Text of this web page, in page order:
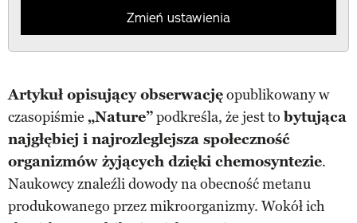
Zmień ustawienia
Artykuł opisujący obserwacjęopublikowany w
czasopiśmie „Nature”podkreśla, że jest tobytująca
najgłębiej i najrozleglejsza społeczność
organizmów żyjących dzięki chemosyntezie.
Naukowcy znaleźli dowody na obecność metanu
produkowanego przez mikroorganizmy. Wokół ich